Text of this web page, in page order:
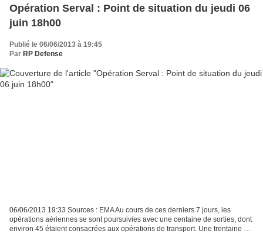
Opération Serval : Point de situation du jeudi 06
juin 18h00
Publié le 06/06/2013 à 19:45
Par RP Defense
06/06/2013 19:33 Sources : EMA Au cours de ces derniers 7 jours, les
opérations aériennes se sont poursuivies avec une centaine de sorties, dont
environ 45 étaient consacrées aux opérations de transport. Une trentaine ont